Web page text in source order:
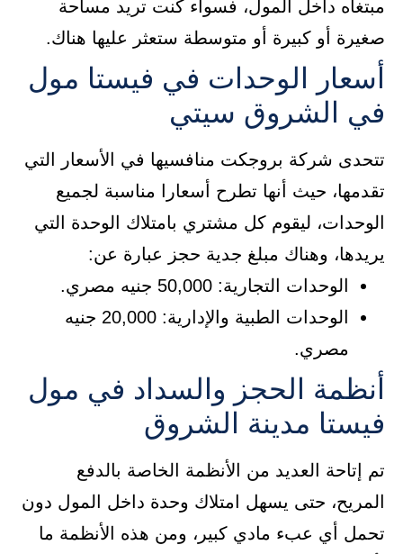
مبتغاه داخل المول، فسواء كنت تريد مساحة
صغيرة أو كبيرة أو متوسطة ستعثر عليها هناك.
أسعار الوحدات في فيستا مول
في الشروق سيتي
تتحدى شركة بروجكت منافسيها في الأسعار التي
تقدمها، حيث أنها تطرح أسعارا مناسبة لجميع
الوحدات، ليقوم كل مشتري بامتلاك الوحدة التي
يريدها، وهناك مبلغ جدية حجز عبارة عن:
الوحدات التجارية: 50,000 جنيه مصري.
الوحدات الطبية والإدارية: 20,000 جنيه
مصري.
أنظمة الحجز والسداد في مول
فيستا مدينة الشروق
تم إتاحة العديد من الأنظمة الخاصة بالدفع
المريح، حتى يسهل امتلاك وحدة داخل المول دون
تحمل أي عبء مادي كبير، ومن هذه الأنظمة ما